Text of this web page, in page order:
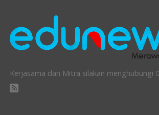
Kerjasama dan Mitra silakan menghubungi